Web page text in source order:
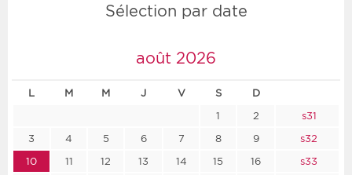
Sélection par date
août 2026
L M M J V S D
1 2
s31
3
4 5 6 7 8 9
s32
10
11 12 13 14 15 16
s33